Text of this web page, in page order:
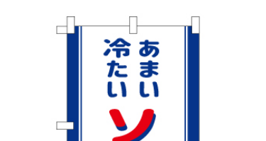
注目キーワード
韓国グルメ 駐車場
ご利用ガイド トップ
取り扱い商品一覧
既製デザイン商品注文方法
初めての方へ
BEGINNER'S GUIDE
初めての方へ トップ